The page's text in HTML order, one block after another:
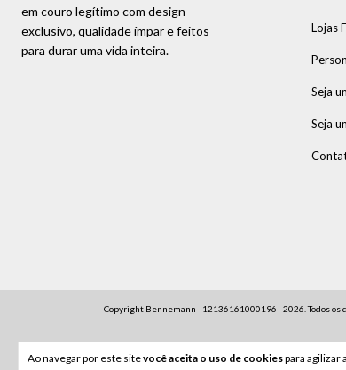
Ao navegar por este sitevocê aceita o uso de cookiespara agilizar a
em couro legítimo com design
exclusivo, qualidade ímpar e feitos
para durar uma vida inteira.
Lojas
Seja
Seja
Copyright Bennemann - 12136161000196 - 2026. Todos os